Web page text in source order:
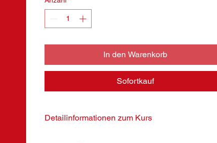
In den Warenkorb
Sofortkauf
Detailinformationen zum Kurs